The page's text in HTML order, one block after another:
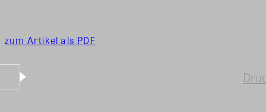
zum Artikel als PDF